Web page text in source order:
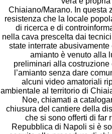
Chiaiano/Marano. In questa
resistenza che la locale
di ricerca e di
nella cava prescelta dai
state interrate
amianto è venuto alla
preliminari alla
l’amianto senza dare
alcuni video amatoriali
ambientale al territorio di
Noe, chiamati a
chiusura del cantiere della
che si sono offerti di far
Repubblica di Napoli si è